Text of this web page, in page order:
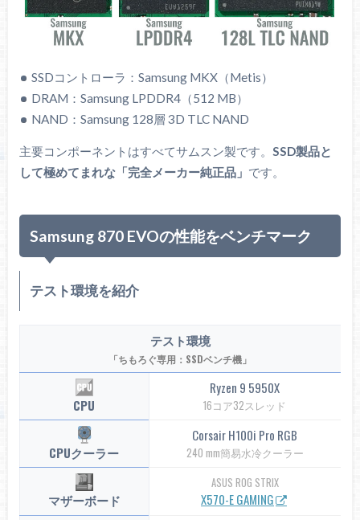
SSDコントローラ：Samsung MKX（Metis）
DRAM：Samsung LPDDR4（512 MB）
NAND：Samsung 128層 3D TLC NAND
主要コンポーネントはすべてサムスン製です。 SSD製品と
して極めてまれな「完全メーカー純正品」 です。
Samsung 870 EVOの性能をベンチマーク
テスト環境を紹介
テスト環境
「ちもろぐ専用：SSDベンチ機」
CPU
Ryzen 9 5950X
16コア32スレッド
CPUクーラー
Corsair H100i Pro RGB
240 mm簡易水冷クーラー
マザーボード
ASUS ROG STRIX
X570-E GAMING